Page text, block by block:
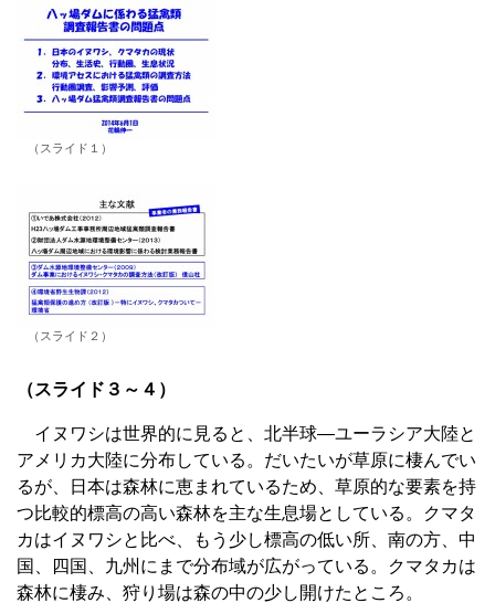
（スライド１）
（スライド２）
（スライド３～４）
イヌワシは世界的に見ると、北半球―ユーラシア大陸と
アメリカ大陸に分布している。だいたいが草原に棲んでい
るが、日本は森林に恵まれているため、草原的な要素を持
つ比較的標高の高い森林を主な生息場としている。クマタ
カはイヌワシと比べ、もう少し標高の低い所、南の方、中
国、四国、九州にまで分布域が広がっている。クマタカは
森林に棲み、狩り場は森の中の少し開けたところ。